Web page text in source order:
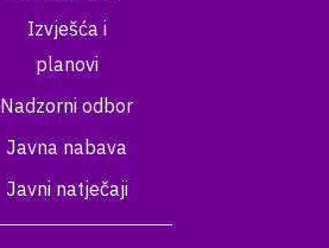
Izvješća i
planovi
Nadzorni odbor
Javna nabava
Javni natječaji